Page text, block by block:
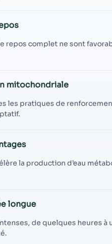
complet ne sont
mitochondriale
les pratiques de
la production d’eau
longue
de quelques heures à